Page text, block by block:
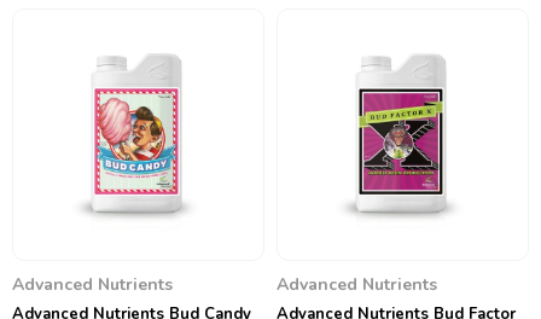
Advanced Nutrients
Advanced Nutrients Bud Candy
Advanced Nutrients
Advanced Nutrients Bud Factor